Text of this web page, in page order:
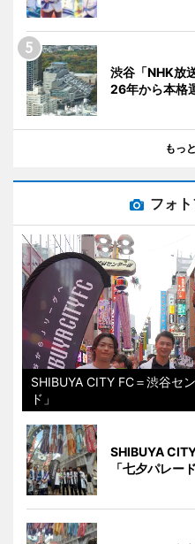
渋谷「NHK放
26年から本格
もっ
フォ
SHIBUYA CITY FC＝渋谷セ
ド」
SHIBUYA
「七夕パレード